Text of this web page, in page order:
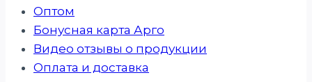
Оптом
Бонусная карта Арго
Видео отзывы о продукции
Оплата и доставка